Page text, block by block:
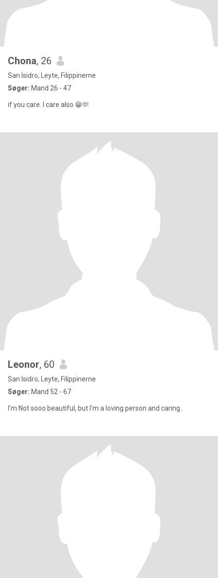
Chona, 26
San Isidro, Leyte, Filippinerne
Søger: Mand 26 - 47
if you care. I care also 😁🫶
Leonor, 60
San Isidro, Leyte, Filippinerne
Søger: Mand 52 - 67
I'm Not sooo beautiful, but I'm a loving person and caring .